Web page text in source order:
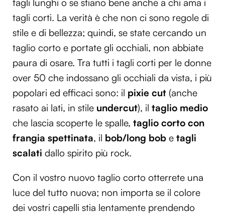
tagli lunghi o se stiano bene anche a chi ama i
tagli corti. La verità è che non ci sono regole di
stile e di bellezza; quindi, se state cercando un
taglio corto e portate gli occhiali, non abbiate
paura di osare. Tra tutti i tagli corti per le donne
over 50 che indossano gli occhiali da vista, i più
popolari ed efficaci sono: il pixie cut (anche
rasato ai lati, in stile undercut), il taglio medio
che lascia scoperte le spalle, taglio corto con
frangia spettinata, il bob/long bob e tagli
scalati dallo spirito più rock.
Con il vostro nuovo taglio corto otterrete una
luce del tutto nuova; non importa se il colore
dei vostri capelli stia lentamente prendendo